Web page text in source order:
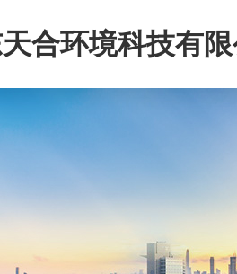
合环境科技有